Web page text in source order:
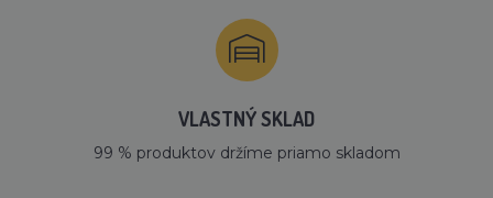
VLASTNÝ SKLAD
99 % produktov držíme priamo skladom